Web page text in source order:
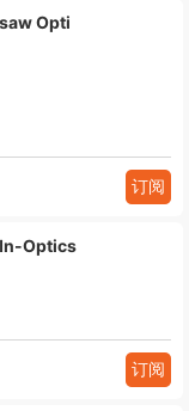
Opti
订阅
In-Optics
订阅